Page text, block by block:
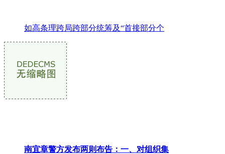
如高条理跨局跨部分统筹及“首接部分个
南宜章警方发布两则布告：一、对组织集